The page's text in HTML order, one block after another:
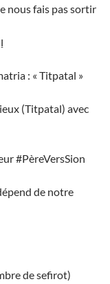
nous fais pas sortir
: « Titpatal »
(Titpatal) avec
#PèreVersSion
de notre
de sefirot)